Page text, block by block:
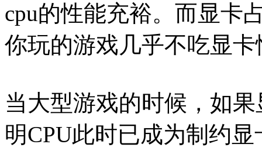
cpu的性能充裕。而显卡
你玩的游戏几乎不吃显卡
当大型游戏的时候，如
明CPU此时已成为制约